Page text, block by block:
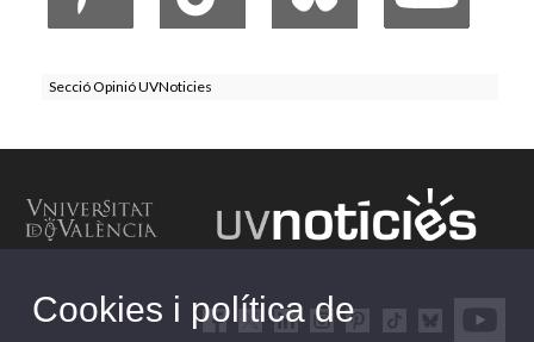
Secció Opinió UVNoticies
Cookies i política de